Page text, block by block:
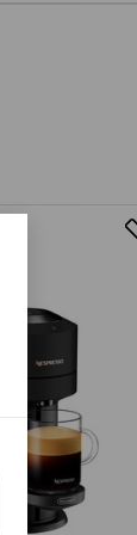
osoitteeseen.